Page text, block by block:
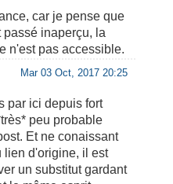
car je pense que
passé inaperçu, la
n'est pas accessible.
Mar 03 Oct, 2017 20:25
par ici depuis fort
peu probable
Et ne conaissant
lien d'origine, il est
un substitut gardant